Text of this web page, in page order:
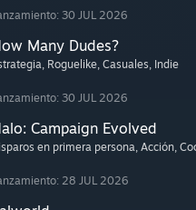
30 JUL 2026
Many Dudes?
, Roguelike, Casuales, Indie
30 JUL 2026
Campaign Evolved
en primera persona, Acción,
28 JUL 2026